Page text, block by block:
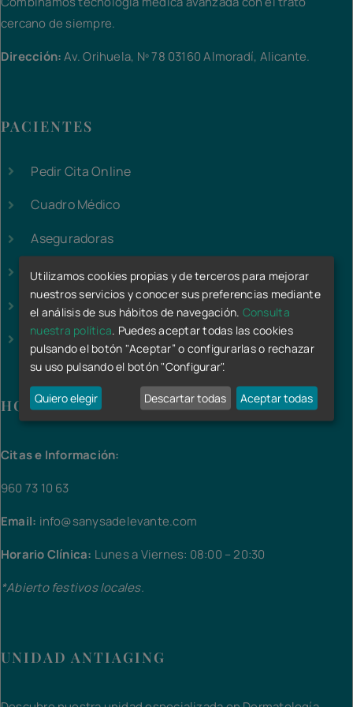
cercano de siempre.
Dirección: Av. Orihuela, Nº 78 03160 Almoradí, Alicante.
PACIENTES
Pedir Cita Online
Cuadro Médico
Aseguradoras
Mutuas Laborales
Reconocimientos Médicos
Preguntas Frecuentes
HORARIO Y CONTACTO
Citas e Información:
960 73 10 63
Email: info@sanysadelevante.com
Horario Clínica: Lunes a Viernes: 08:00 – 20:30
*Abierto festivos locales.
UNIDAD ANTIAGING
Utilizamos cookies propias y de terceros para mejorar
nuestros servicios y conocer sus preferencias mediante
el análisis de sus hábitos de navegación. Consulta
nuestra política. Puedes aceptar todas las cookies
pulsando el botón "Aceptar” o configurarlas o rechazar
su uso pulsando el botón "Configurar".
Quiero elegir Descartar todas Aceptar todas